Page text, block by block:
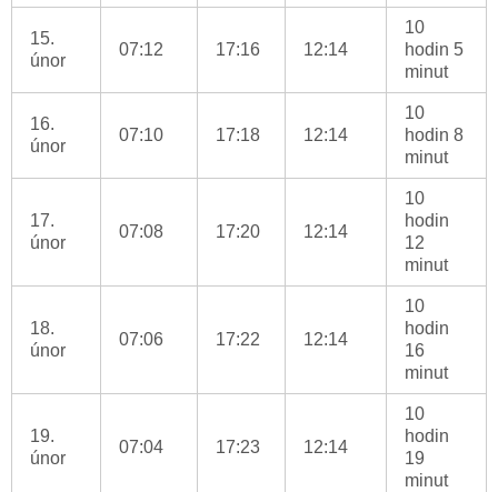
15.
únor
07:12 17:16 12:14
10
hodin 5
minut
16.
únor
07:10 17:18 12:14
10
hodin 8
minut
17.
únor
07:08 17:20 12:14
10
hodin
12
minut
18.
únor
07:06 17:22 12:14
10
hodin
16
minut
19.
únor
07:04 17:23 12:14
10
hodin
19
minut